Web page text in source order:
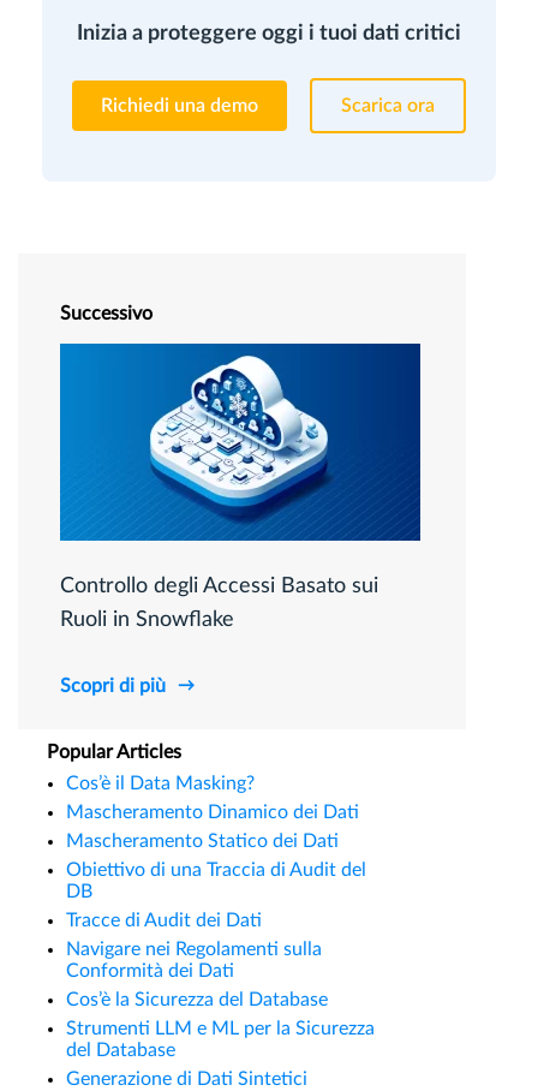
Inizia a proteggere oggi i tuoi dati critici
Richiedi una demo Scarica ora
Successivo
Controllo degli Accessi Basato sui
Ruoli in Snowflake
Scopri di più
Popular Articles
Cos’è il Data Masking?
Mascheramento Dinamico dei Dati
Mascheramento Statico dei Dati
Obiettivo di una Traccia di Audit del
DB
Tracce di Audit dei Dati
Navigare nei Regolamenti sulla
Conformità dei Dati
Cos’è la Sicurezza del Database
Strumenti LLM e ML per la Sicurezza
del Database
Generazione di Dati Sintetici